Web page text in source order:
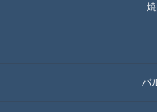
バ